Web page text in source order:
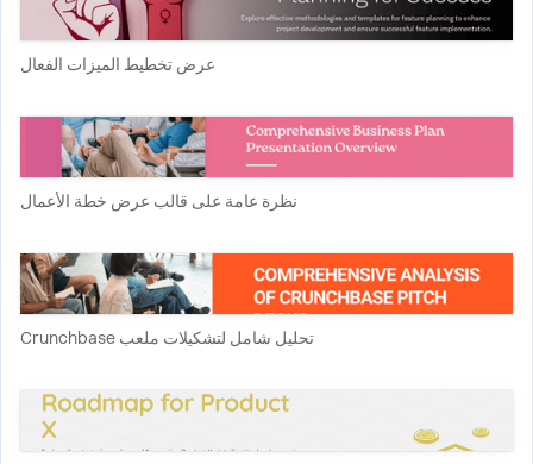
عرض تخطيط الميزات الفعال
نظرة عامة على قالب عرض خطة الأعمال
تحليل شامل لتشكيلات ملعب Crunchbase